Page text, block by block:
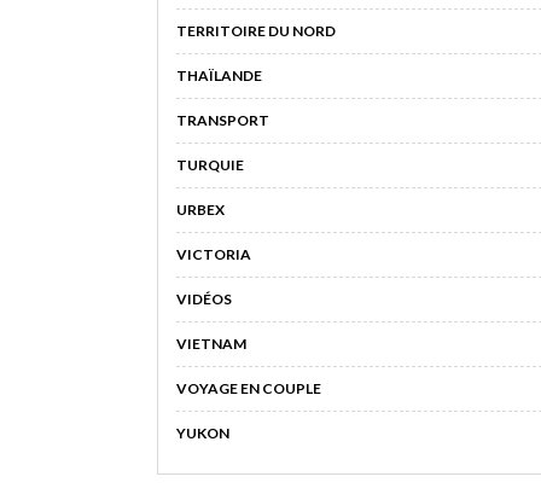
TERRITOIRE DU NORD
THAÏLANDE
TRANSPORT
TURQUIE
URBEX
VICTORIA
VIDÉOS
VIETNAM
VOYAGE EN COUPLE
YUKON